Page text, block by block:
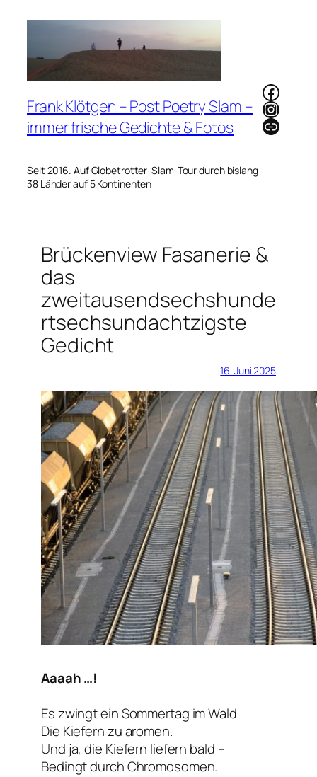
Frank Klötgen – Post Poetry Slam –
immer frische Gedichte & Fotos
Seit 2016. Auf Globetrotter-Slam-Tour durch bislang
38 Länder auf 5 Kontinenten
Link
Brückenview Fasanerie &
das
zweitausendsechshunde
rtsechsundachtzigste
Gedicht
16. Juni 2025
Aaaah …!
Es zwingt ein Sommertag im Wald
Die Kiefern zu aromen.
Und ja, die Kiefern liefern bald –
Bedingt durch Chromosomen.